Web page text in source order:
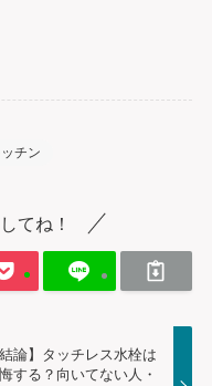
チン
てね！
結論】タッチレス水栓は
する？向いてない人・